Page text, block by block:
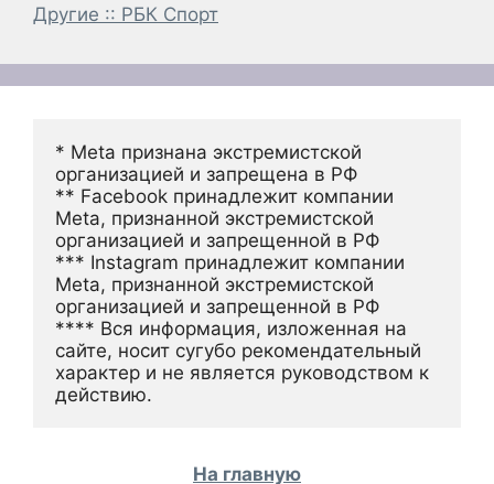
Другие :: РБК Спорт
* Meta признана экстремистской
организацией и запрещена в РФ
** Facebook принадлежит компании
Meta, признанной экстремистской
организацией и запрещенной в РФ
*** Instagram принадлежит компании
Meta, признанной экстремистской
организацией и запрещенной в РФ
**** Вся информация, изложенная на
сайте, носит сугубо рекомендательный
характер и не является руководством к
действию.
На главную